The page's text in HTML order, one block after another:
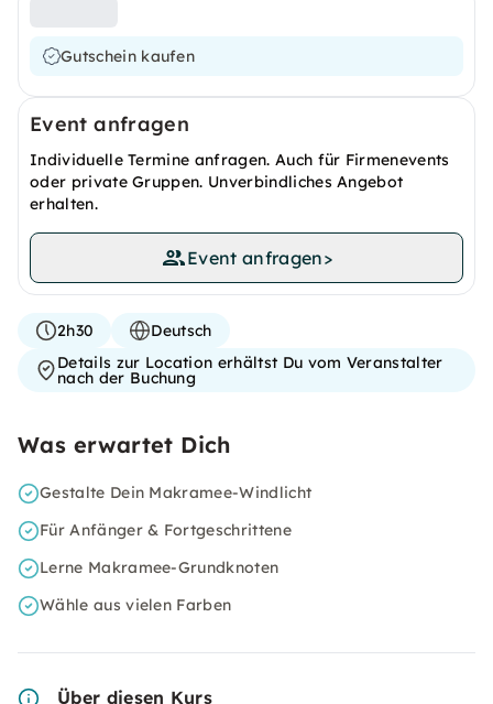
Gutschein kaufen
Event anfragen
Individuelle Termine anfragen. Auch für Firmenevents
oder private Gruppen. Unverbindliches Angebot
erhalten.
Event anfragen>
2h30
Deutsch
Details zur Location erhältst Du vom Veranstalter
nach der Buchung
Was erwartet Dich
Gestalte Dein Makramee-Windlicht
Für Anfänger & Fortgeschrittene
Lerne Makramee-Grundknoten
Wähle aus vielen Farben
Über diesen Kurs